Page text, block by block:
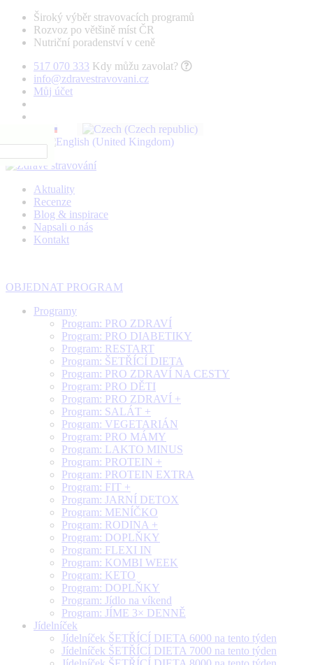
Široký výběr stravovacích programů
Rozvoz po většině míst ČR
Nutriční poradenství v ceně
517 070 333 Kdy můžu zavolat?
info@zdravestravovani.cz
Můj účet
Aktuality
Recenze
Blog & inspirace
Napsali o nás
Kontakt
OBJEDNAT PROGRAM
Programy
Program: PRO ZDRAVÍ
Program: PRO DIABETIKY
Program: RESTART
Program: ŠETŘÍCÍ DIETA
Program: PRO ZDRAVÍ NA CESTY
Program: PRO DĚTI
Program: PRO ZDRAVÍ +
Program: SALÁT +
Program: VEGETARIÁN
Program: PRO MÁMY
Program: LAKTO MINUS
Program: PROTEIN +
Program: PROTEIN EXTRA
Program: FIT +
Program: JARNÍ DETOX
Program: MENÍČKO
Program: RODINA +
Program: DOPLŇKY
Program: FLEXI IN
Program: KOMBI WEEK
Program: KETO
Program: DOPLŇKY
Program: Jídlo na víkend
Program: JÍME 3× DENNĚ
Jídelníček
Jídelníček ŠETŘÍCÍ DIETA 6000 na tento týden
Jídelníček ŠETŘÍCÍ DIETA 7000 na tento týden